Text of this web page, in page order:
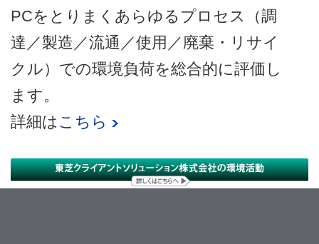
PCをとりまくあらゆるプロセス（調
達／製造／流通／使用／廃棄・リサイ
クル）での環境負荷を総合的に評価し
ます。
詳細は こちら